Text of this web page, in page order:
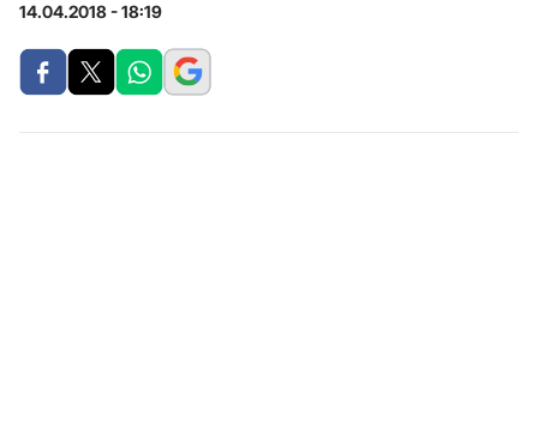
14.04.2018 - 18:19